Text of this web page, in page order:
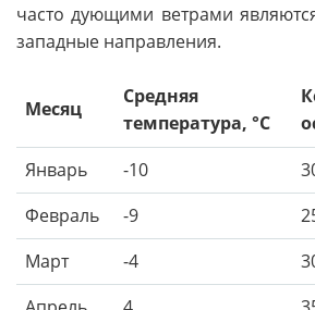
часто дующими ветрами
западные направления.
Месяц
Средняя
температура, °C
Январь
-10
Февраль
-9
Март
-4